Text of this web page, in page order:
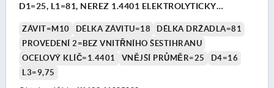
D1=25, L1=81, NEREZ 1.4401 ELEKTROLYTICKY
ZÁVIT=M10 DÉLKA ZÁVITU=18
DÉLKA DRŽADLA=81
PROVEDENÍ 2=BEZ VNITŘNÍHO ŠESTIHRANU
OCELOVÝ KLÍČ=1.4401
VNĚJŠÍ PRŮMĚR=25
D4=16
L3=9,75